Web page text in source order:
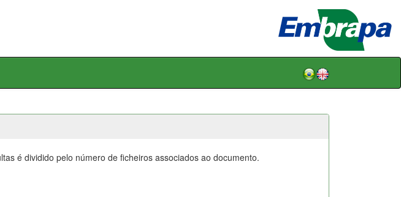
é dividido pelo número de ficheiros associados ao documento.